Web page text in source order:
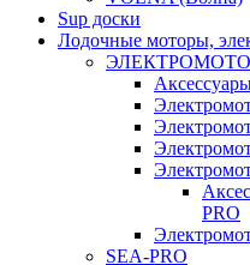
Sup доски
Лодочные моторы,
PRO
SEA-PRO